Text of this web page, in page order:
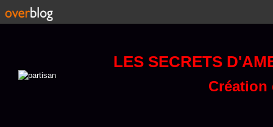
LES SECRETS
Création